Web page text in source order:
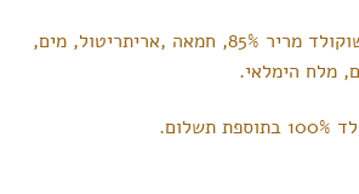
קמח שקדים, ביצים, שוקולד מריר 85%, חמאה ,אריתריטול, מים,
מלח הימלאי.